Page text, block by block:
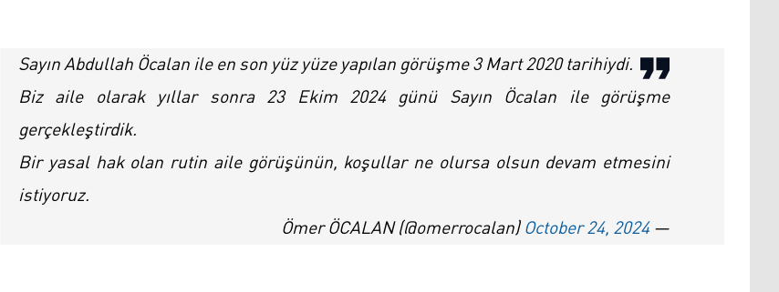
Sayın Abdullah Öcalan ile en son yüz yüze yapılan görüşme 3 Mart 2020 tarihiydi.
Biz aile olarak yıllar sonra 23 Ekim 2024 günü Sayın Öcalan ile görüşme
gerçekleştirdik.
Bir yasal hak olan rutin aile görüşünün, koşullar ne olursa olsun devam etmesini
istiyoruz.
— Ömer ÖCALAN (@omerrocalan)
October 24, 2024